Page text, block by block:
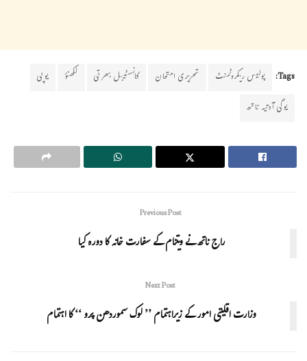
Tags: پولیس ریکروٹمنٹ تحریری امتحان کانسٹیبل بھرتی لکھنؤ
یوپی
یوگی آدتیہ ناتھ
Previous Post
راج ناتھ نے ویتنام کے سفارت خانہ کا دورہ کیا
Next Post
وزارت اقلیتی امور کے زیراہتمام ’’ لوک سموردھن پرو ‘‘ کا اہتمام